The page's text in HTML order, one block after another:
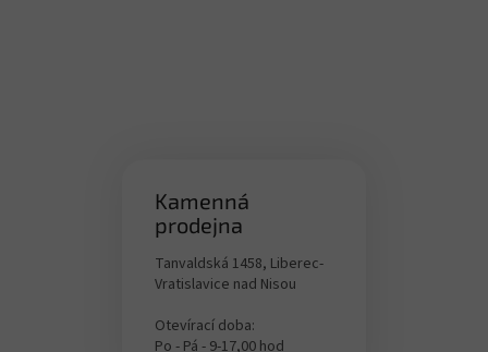
Kamenná
prodejna
Tanvaldská 1458, Liberec-
Vratislavice nad Nisou
Otevírací doba:
Po - Pá - 9-17,00 hod